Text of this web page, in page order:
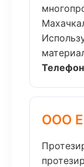
ООО